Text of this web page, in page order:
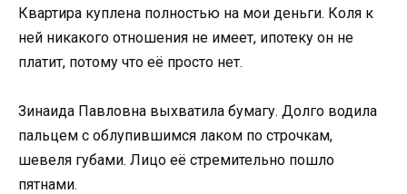
Квартира куплена полностью на мои деньги. Коля к
ней никакого отношения не имеет, ипотеку он не
платит, потому что её просто нет.
Зинаида Павловна выхватила бумагу. Долго водила
пальцем с облупившимся лаком по строчкам,
шевеля губами. Лицо её стремительно пошло
пятнами.